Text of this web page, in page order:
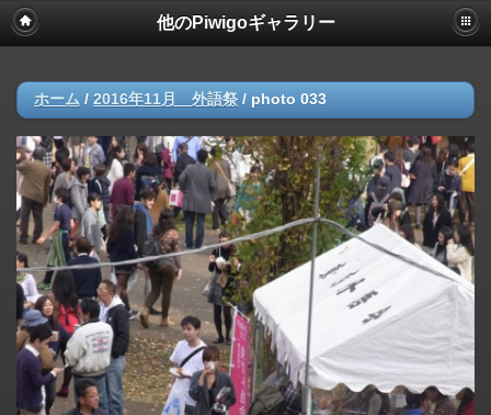
他のPiwigoギャラリー
ホーム / 2016年11月 外語祭 / photo 033